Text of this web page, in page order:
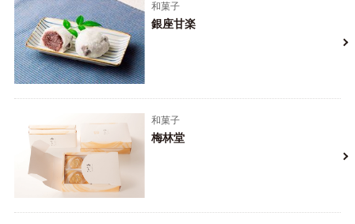
和菓子
銀座甘楽
和菓子
梅林堂